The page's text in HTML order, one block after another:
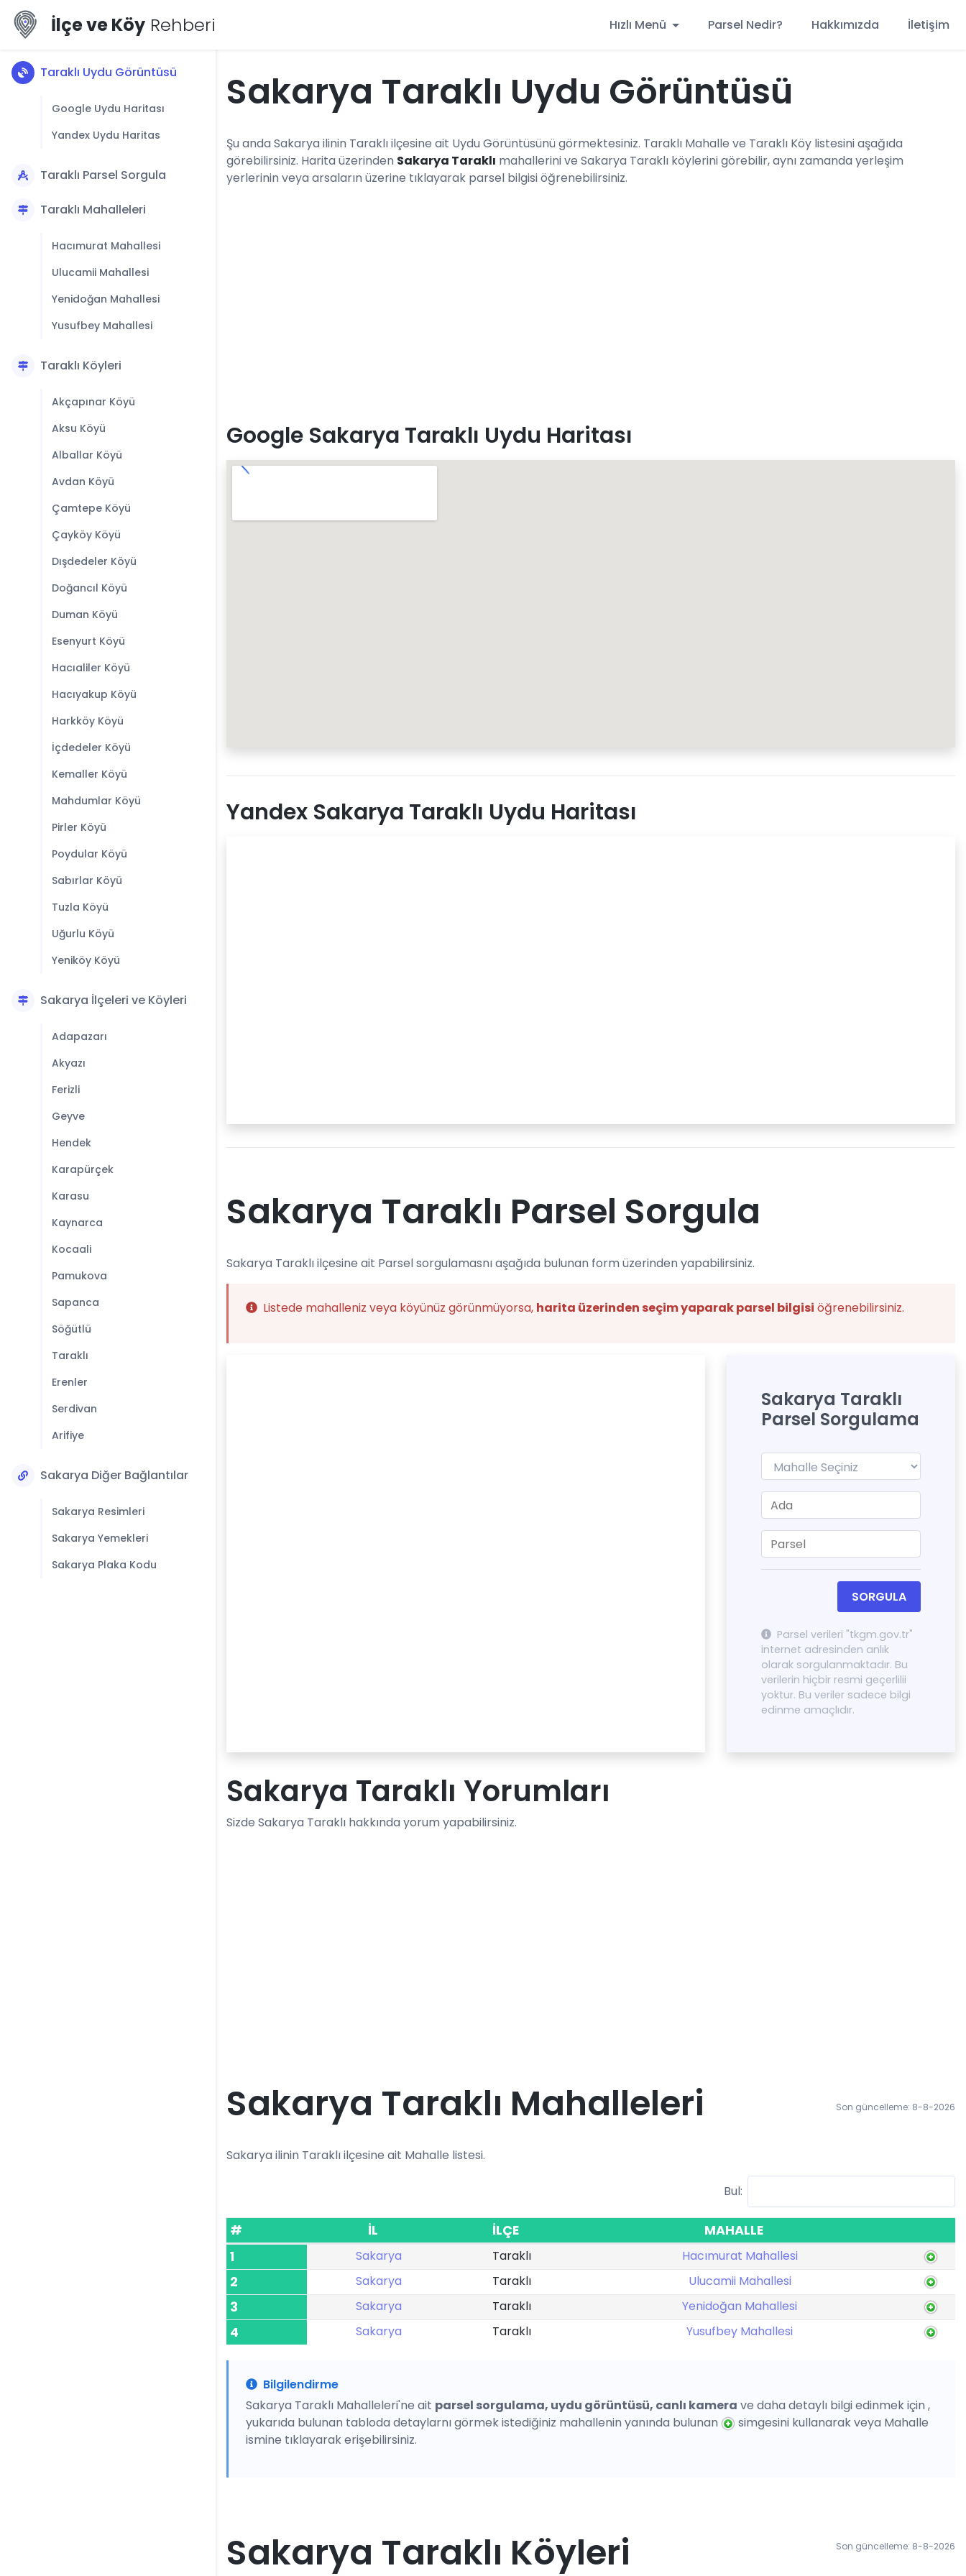
İlçe ve Köy Rehberi Hızlı Menü Parsel Nedir? Hakkımızda İletişim
Taraklı Uydu Görüntüsü
Google Uydu Haritası
Yandex Uydu Haritas
Taraklı Parsel Sorgula
Taraklı Mahalleleri
Hacımurat Mahallesi
Ulucamii Mahallesi
Yenidoğan Mahallesi
Yusufbey Mahallesi
Taraklı Köyleri
Akçapınar Köyü
Aksu Köyü
Alballar Köyü
Avdan Köyü
Çamtepe Köyü
Çayköy Köyü
Dışdedeler Köyü
Doğancıl Köyü
Duman Köyü
Esenyurt Köyü
Hacıaliler Köyü
Hacıyakup Köyü
Harkköy Köyü
İçdedeler Köyü
Kemaller Köyü
Mahdumlar Köyü
Pirler Köyü
Poydular Köyü
Sabırlar Köyü
Tuzla Köyü
Uğurlu Köyü
Yeniköy Köyü
Sakarya İlçeleri ve Köyleri
Adapazarı
Akyazı
Ferizli
Geyve
Hendek
Karapürçek
Karasu
Kaynarca
Kocaali
Pamukova
Sapanca
Söğütlü
Taraklı
Erenler
Serdivan
Arifiye
Sakarya Diğer Bağlantılar
Sakarya Resimleri
Sakarya Yemekleri
Sakarya Plaka Kodu
Sakarya Taraklı Uydu Görüntüsü
Şu anda Sakarya ilinin Taraklı ilçesine ait Uydu Görüntüsünü görmektesiniz. Taraklı Mahalle ve Taraklı Köy listesini aşağıda
görebilirsiniz. Harita üzerinden Sakarya Taraklı mahallerini ve Sakarya Taraklı köylerini görebilir, aynı zamanda yerleşim
yerlerinin veya arsaların üzerine tıklayarak parsel bilgisi öğrenebilirsiniz.
Google Sakarya Taraklı Uydu Haritası
Yandex Sakarya Taraklı Uydu Haritası
Sakarya Taraklı Parsel Sorgula
Sakarya Taraklı ilçesine ait Parsel sorgulamasnı aşağıda bulunan form üzerinden yapabilirsiniz.
Listede mahalleniz veya köyünüz görünmüyorsa, harita üzerinden seçim yaparak parsel bilgisi öğrenebilirsiniz.
Sakarya Taraklı
Parsel Sorgulama
SORGULA
Parsel verileri "tkgm.gov.tr"
internet adresinden anlık
olarak sorgulanmaktadır. Bu
verilerin hiçbir resmi geçerlilii
yoktur. Bu veriler sadece bilgi
edinme amaçlıdır.
Sakarya Taraklı Yorumları
Sizde Sakarya Taraklı hakkında yorum yapabilirsiniz.
Sakarya Taraklı Mahalleleri Son güncelleme: 8-8-2026
Sakarya ilinin Taraklı ilçesine ait Mahalle listesi.
Bul:
# İL İLÇE
MAHALLE
1
Sakarya Taraklı Hacımurat Mahallesi
2 Sakarya Taraklı Ulucamii Mahallesi
3 Sakarya Taraklı Yenidoğan Mahallesi
4 Sakarya Taraklı Yusufbey Mahallesi
Bilgilendirme
Sakarya Taraklı Mahalleleri'ne ait parsel sorgulama, uydu görüntüsü, canlı kamera ve daha detaylı bilgi edinmek için ,
yukarıda bulunan tabloda detaylarnı görmek istediğiniz mahallenin yanında bulunan
simgesini kullanarak veya Mahalle
ismine tıklayarak erişebilirsiniz.
Sakarya Taraklı Köyleri Son güncelleme: 8-8-2026